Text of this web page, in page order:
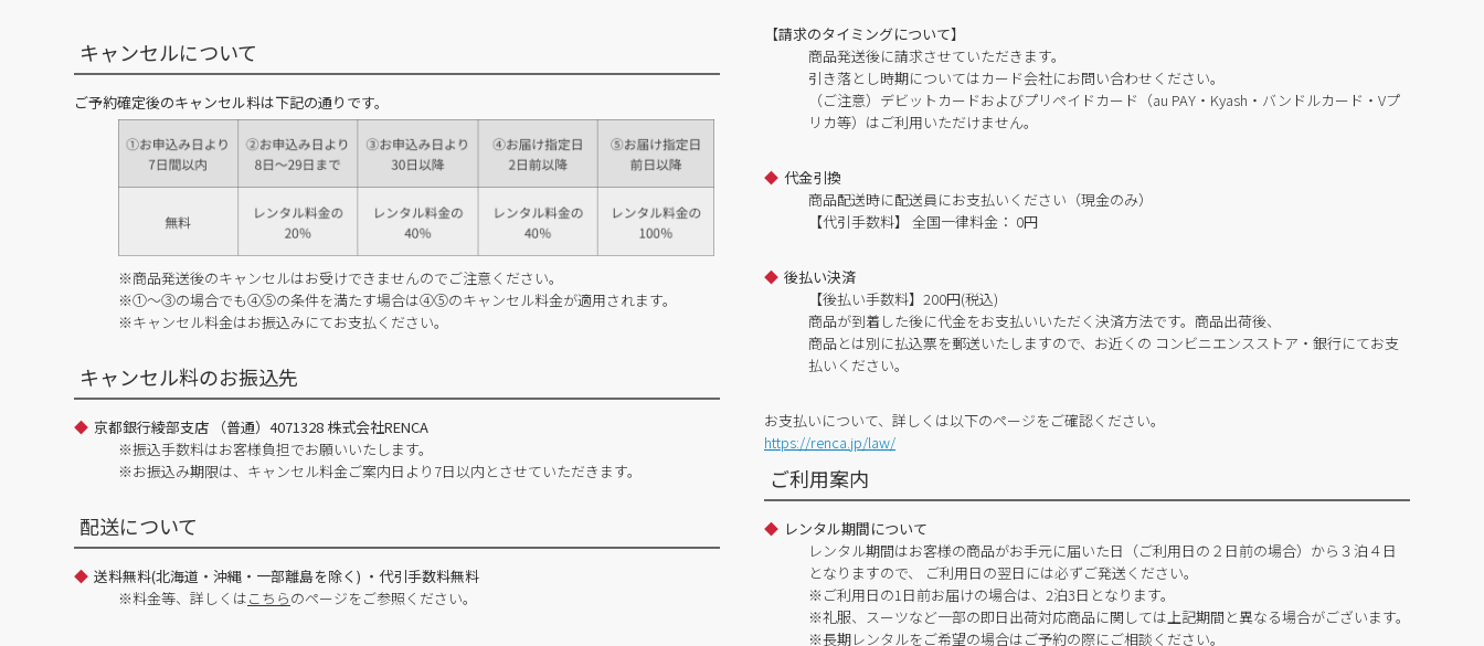
キャンセルについて
ご予約確定後のキャンセル料は下記の通りです。
※商品発送後のキャンセルはお受けできませんのでご注意ください。
※①～③の場合でも④⑤の条件を満たす場合は④⑤のキャンセル料金が適用されます。
※キャンセル料金はお振込みにてお支払ください。
キャンセル料のお振込先
京都銀行綾部支店 （普通）4071328 株式会社RENCA
※振込手数料はお客様負担でお願いいたします。
※お振込み期限は、キャンセル料金ご案内日より7日以内とさせていただきます。
配送について
送料無料(北海道・沖縄・一部離島を除く) ・代引手数料無料
※料金等、詳しくはこちらのページをご参照ください。
【請求のタイミングについて】
商品発送後に請求させていただきます。
引き落とし時期についてはカード会社にお問い合わせください。
（ご注意）デビットカードおよびプリペイドカード（au PAY・Kyash・バンドルカード・Vプ
リカ等）はご利用いただけません。
代金引換
商品配送時に配送員にお支払いください（現金のみ）
【代引手数料】 全国一律料金： 0円
後払い決済
【後払い手数料】200円(税込)
商品が到着した後に代金をお支払いいただく決済方法です。商品出荷後、
商品とは別に払込票を郵送いたしますので、お近くの コンビニエンスストア・銀行にてお支
払いください。
お支払いについて、詳しくは以下のページをご確認ください。
https://renca.jp/law/
ご利用案内
レンタル期間について
レンタル期間はお客様の商品がお手元に届いた日（ご利用日の２日前の場合）から３泊４日
となりますので、 ご利用日の翌日には必ずご発送ください。
※ご利用日の1日前お届けの場合は、2泊3日となります。
※礼服、スーツなど一部の即日出荷対応商品に関しては上記期間と異なる場合がございます。
※長期レンタルをご希望の場合はご予約の際にご相談ください。